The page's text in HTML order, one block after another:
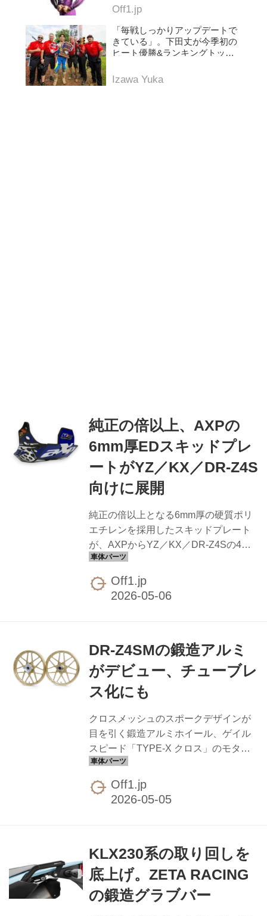
Off1.jp
「毎戦しっかりアップデートで
きている」。下田丈が今季初の
ヒート優勝&ランキングトップ
5戦レッドバッド
Izawa Yuka
純正の倍以上、AXPの
6mm厚EDスキッドプレ
ートがYZ／KX／DR-Z4S
向けに展開
純正の倍以上となる6mm厚の硬質ポリ
エチレンを採用したスキッドプレート
が、AXPからYZ／KX／DR-Z4Sの4車
種向けに登場します。フレームとエン
ジン下部を飛び石や障害物から強固に
ガードし、大きな衝撃を受けても変形
に木の根などで摩擦でストップせず、
滑ってくれることでセクションクリア
の一助となってくれること。AXPはエ
ンデューロ／ハードエンデューロ界で
イダーには馴染みのブランドになって
います。 ラインナップは以下のとお
り。 ヤマハ YZ125／X '0...
Off1.jp
DR-Z4SMの鍛造アルミ
がデビュー、チューブレ
ス化にも
クロスメッシュのスポークデザインが
目を引く鍛造アルミホイール、ゲイル
スピード「TYPE-X クロス」のモター
ド用ラインナップが拡充されます。あ
らゆるエクストリームスポーツをイメ
ージした特別モデルで、スーパーモタ
ーブレス化メリット。ワイヤースポー
クからの交換でチューブレスタイヤ対
応となるため、メンテナンスやパンク
のリスクが軽減され、未舗装路や長距
Off1.jp
KLX230系の取り回しを
底上げ。ZETA RACING
の鍛造グラブバー